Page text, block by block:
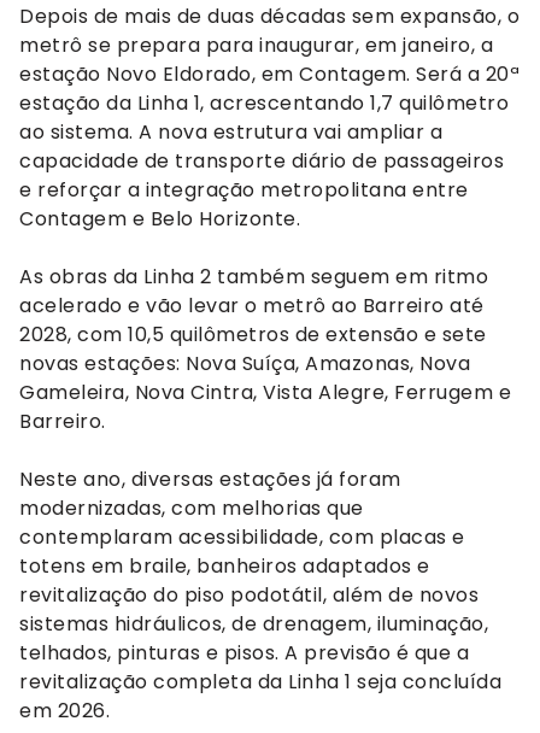
Depois de mais de duas décadas sem expansão, o
metrô se prepara para inaugurar, em janeiro, a
estação Novo Eldorado, em Contagem. Será a 20ª
estação da Linha 1, acrescentando 1,7 quilômetro
ao sistema. A nova estrutura vai ampliar a
capacidade de transporte diário de passageiros
e reforçar a integração metropolitana entre
Contagem e Belo Horizonte.
As obras da Linha 2 também seguem em ritmo
acelerado e vão levar o metrô ao Barreiro até
2028, com 10,5 quilômetros de extensão e sete
novas estações: Nova Suíça, Amazonas, Nova
Gameleira, Nova Cintra, Vista Alegre, Ferrugem e
Barreiro.
Neste ano, diversas estações já foram
modernizadas, com melhorias que
contemplaram acessibilidade, com placas e
totens em braile, banheiros adaptados e
revitalização do piso podotátil, além de novos
sistemas hidráulicos, de drenagem, iluminação,
telhados, pinturas e pisos. A previsão é que a
revitalização completa da Linha 1 seja concluída
em 2026.